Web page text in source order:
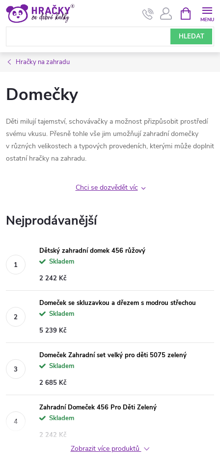
Přejít
obsah
HLEDAT
NÁKUPNÍ
KOŠÍK
Hračky na zahradu
Domečky
Děti milují tajemství, schovávačky a možnost přizpůsobit prostředí
svému vkusu. Přesně tohle vše jim umožňují zahradní domečky
v různých velikostech a typových provedeních, kterými může doplnit
ostatní hračky na zahradu.
Chci se dozvědět víc
Nejprodávanější
Dětský zahradní domek 456 růžový
Skladem
2 242 Kč
Domeček se skluzavkou a dřezem s modrou střechou
Skladem
5 239 Kč
Domeček Zahradní set velký pro děti 5075 zelený
Skladem
2 685 Kč
Zahradní Domeček 456 Pro Děti Zelený
Skladem
2 242 Kč
Zobrazit více produktů